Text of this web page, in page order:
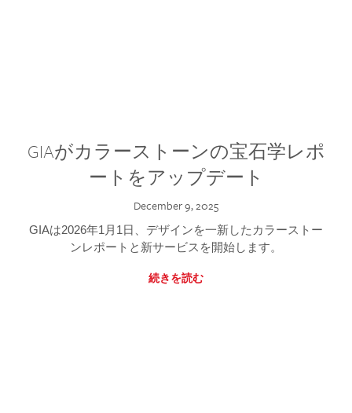
GIAがカラーストーンの宝石学レポ
ートをアップデート
December 9, 2025
GIAは2026年1月1日、デザインを一新したカラーストー
ンレポートと新サービスを開始します。
続きを読む